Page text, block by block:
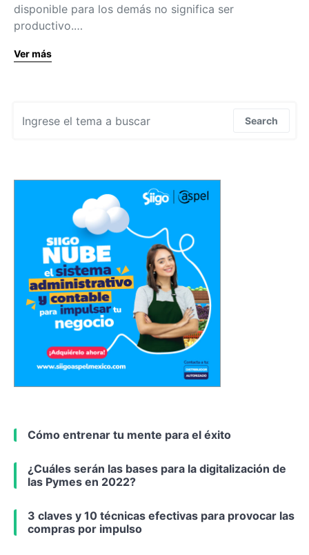
disponible para los demás no significa ser
productivo.…
Ver más
Search
Cómo entrenar tu mente para el éxito
¿Cuáles serán las bases para la digitalización de
las Pymes en 2022?
3 claves y 10 técnicas efectivas para provocar las
compras por impulso